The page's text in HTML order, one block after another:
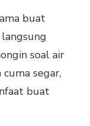
buat
soal air
segar,
buat